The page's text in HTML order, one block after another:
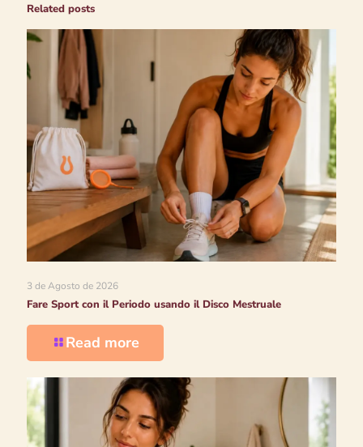
Related posts
3 de Agosto de 2026
Fare Sport con il Periodo usando il Disco Mestruale
Read more